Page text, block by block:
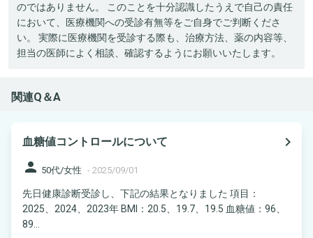
のではありません。 このことを十分認識したうえで自己の責任
において、医療機関への受診有無等をご自身でご判断くださ
い。 実際に医療機関を受診する際も、治療方法、薬の内容等、
担当の医師によく相談、確認するようにお願いいたします。
関連Q＆A
血糖値コントロールについて
navigate_next
person 50代/女性 - 2025/09/01
先日健康診断受診し、下記の結果となりました 項目：
2025、2024、2023年 BMI：20.5、19.7、19.5 血糖値：96、
89...